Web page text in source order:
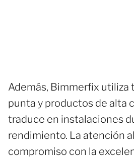
Además, Bimmerfix utiliza
punta y productos de alta
traduce en instalaciones
rendimiento. La atención
compromiso con la